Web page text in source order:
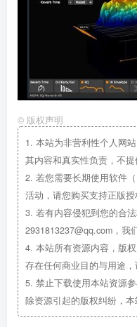
© 版权声明
1. 本站为非营利性个人网
其内容和真实性负责，不提
2. 若您需要长期使用软件
活动，请您购买支持正版授
3. 若有内容侵犯到您的合
2931813237@qq.com，我
4. 本站所有资源内容，版
存在任何商业目的与用途
5. 禁止下载使用本站资源
除资源引起的版权纠纷，